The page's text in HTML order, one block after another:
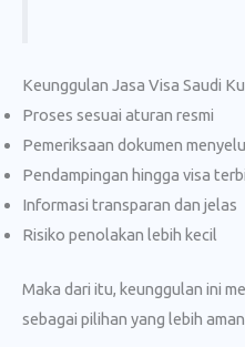
Keunggulan Jasa Visa Saudi
Proses sesuai aturan resmi
Pemeriksaan dokumen
Pendampingan hingga visa
Informasi transparan dan jelas
Risiko penolakan lebih kecil
Maka dari itu, keunggulan ini
sebagai pilihan yang lebih